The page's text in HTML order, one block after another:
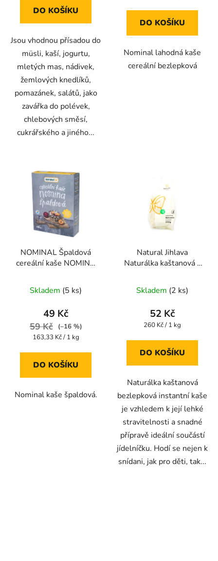
DO KOŠÍKU
Jsou vhodnou přísadou do
müsli, kaší, jogurtu,
mletých mas, nádivek,
žemlových knedlíků,
pomazánek, salátů, jako
zavářka do polévek,
chlebových směsí,
cukrářského a jiného...
5
DO KOŠÍKU
Nominal lahodná kaše
cereální bezlepková
NOMINAL Špaldová
cereální kaše NOMINA
Skladem (5 ks)
49 Kč
59 Kč
(–16 %)
Měrná
163,33 Kč / 1 kg
DO KOŠÍKU
Nominal kaše špaldová.
Natural Jihlava
Naturálka kaštanová -
kaše 200g
Skladem (2 ks)
52 Kč
Měrná
260 Kč / 1 kg
DO KOŠÍKU
Naturálka kaštanová
bezlepková instantní kaše
je vzhledem k její lehké
stravitelnosti a snadné
přípravě ideální součástí
jídelníčku. Hodí se nejen k
snídani, jak pro děti, tak...